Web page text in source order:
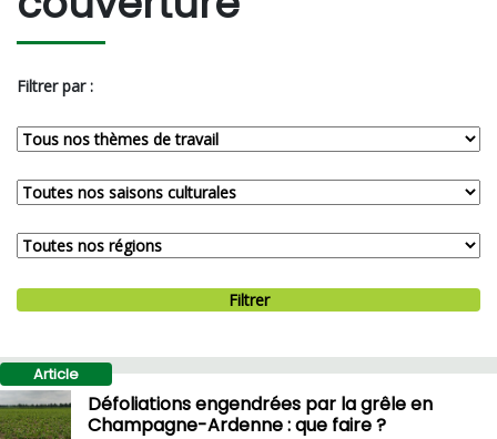
Filtrer par :
Filtrer
Article
Défoliations engendrées par la grêle en
Champagne-Ardenne : que faire ?